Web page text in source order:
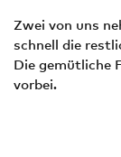
Zwei von uns
schnell die
Die gemütliche
vorbei.